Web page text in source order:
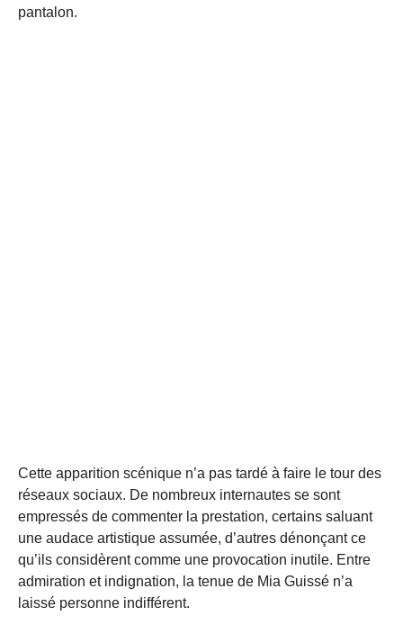
pantalon.
Cette apparition scénique n’a pas tardé à faire le tour des
réseaux sociaux. De nombreux internautes se sont
empressés de commenter la prestation, certains saluant
une audace artistique assumée, d’autres dénonçant ce
qu’ils considèrent comme une provocation inutile. Entre
admiration et indignation, la tenue de Mia Guissé n’a
laissé personne indifférent.